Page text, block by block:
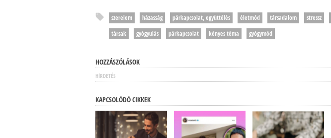
szerelem házasság párkapcsolat, együttélés életmód társadalom stressz
társak
gyógyulás párkapcsolat kényes téma gyógymód
HOZZÁSZÓLÁSOK
HÍRDETÉS
KAPCSOLÓDÓ CIKKEK